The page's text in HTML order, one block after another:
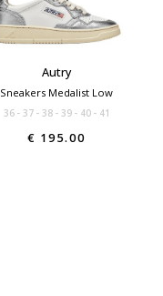
Autry
Sneakers Medalist Low
36 37 38 39 40 41
€ 195.00